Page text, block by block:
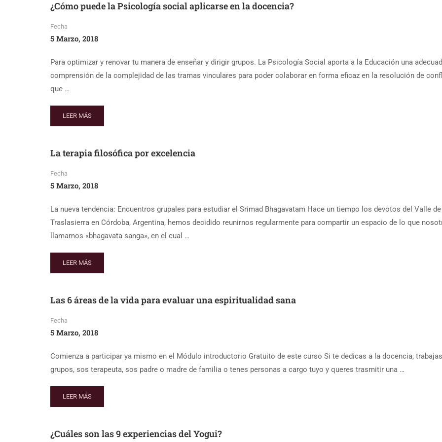
¿Cómo puede la Psicología social aplicarse en la docencia?
Fecha
5 Marzo, 2018
Para optimizar y renovar tu manera de enseñar y dirigir grupos. La Psicología Social aporta a la Educación una
comprensión de la complejidad de las tramas vinculares para poder colaborar en forma eficaz en la resolución de
que …
LEER MÁS
La terapia filosófica por excelencia
Fecha
5 Marzo, 2018
La nueva tendencia: Encuentros grupales para estudiar el Srimad Bhagavatam Hace un tiempo los devotos del Valle de
Traslasierra en Córdoba, Argentina, hemos decidido reunirnos regularmente para compartir un espacio de lo que
llamamos «bhagavata sanga», en el cual …
LEER MÁS
Las 6 áreas de la vida para evaluar una espiritualidad sana
Fecha
5 Marzo, 2018
Comienza a participar ya mismo en el Módulo introductorio Gratuito de este curso Si te dedicas a la docencia,
grupos, sos terapeuta, sos padre o madre de familia o tenes personas a cargo tuyo y queres trasmitir una …
LEER MÁS
¿Cuáles son las 9 experiencias del Yogui?